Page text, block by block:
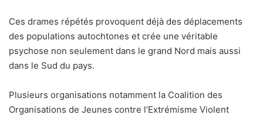
Ces drames répétés provoquent déjà des déplacements
des populations autochtones et crée une véritable
psychose non seulement dans le grand Nord mais aussi
dans le Sud du pays.
Plusieurs organisations notamment la Coalition des
Organisations de Jeunes contre l’Extrémisme Violent